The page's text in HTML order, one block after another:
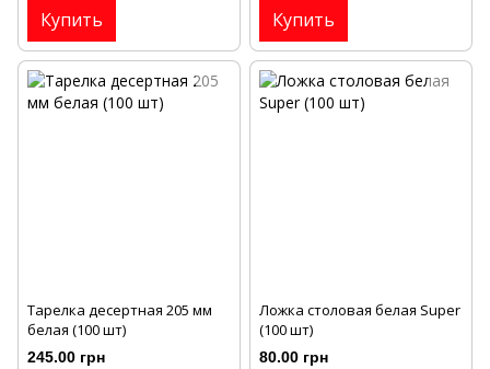
Купить Купить
Тарелка десертная 205 мм
белая (100 шт)
245.00 грн
Ложка столовая белая Super
(100 шт)
80.00 грн